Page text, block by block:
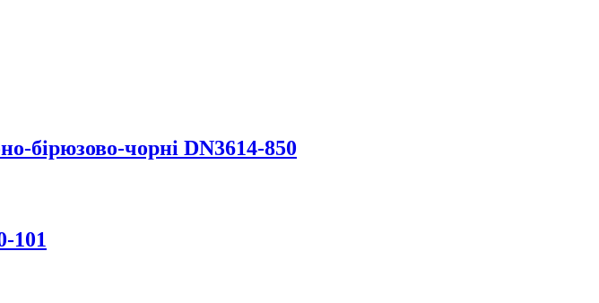
бірюзово-чорні DN3614-850
101